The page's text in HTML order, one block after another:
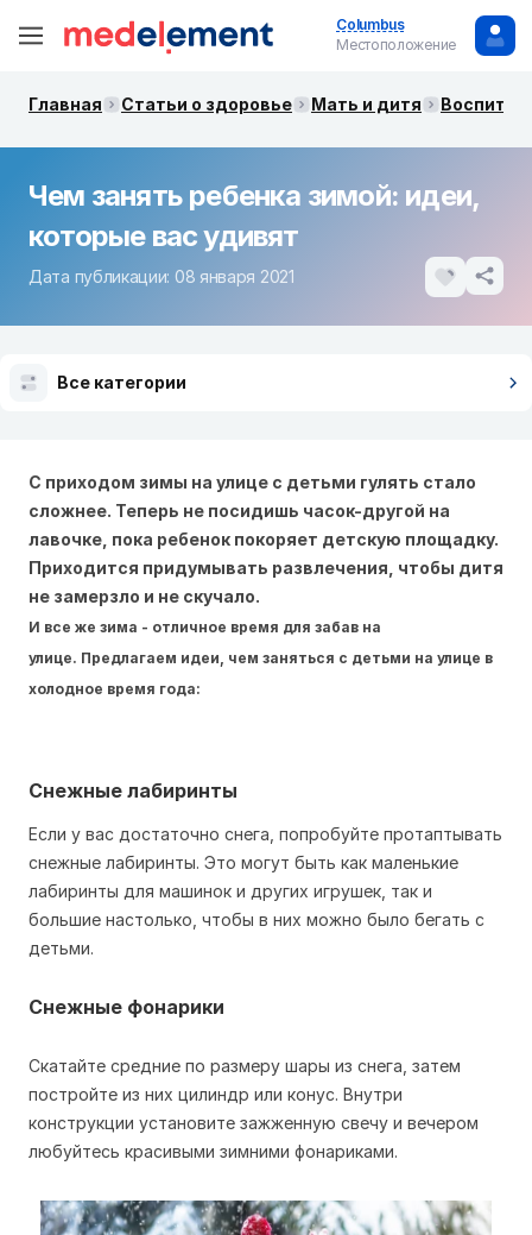
Columbus
Местоположение
Главная Статьи о здоровье Мать и дитя
Чем занять ребенка зимой: идеи,
которые вас удивят
Дата публикации: 08 января 2021
Все категории
С приходом зимы на улице с детьми гулять стало
сложнее. Теперь не посидишь часок-другой на
лавочке, пока ребенок покоряет детскую площадку.
Приходится придумывать развлечения, чтобы дитя
не замерзло и не скучало.
И все же зима - отличное время для забав на
улице. Предлагаем идеи, чем заняться с детьми на улице в
холодное время года:
Снежные лабиринты
Если у вас достаточно снега, попробуйте протаптывать
снежные лабиринты. Это могут быть как маленькие
лабиринты для машинок и других игрушек, так и
большие настолько, чтобы в них можно было бегать с
детьми.
Снежные фонарики
Скатайте средние по размеру шары из снега, затем
постройте из них цилиндр или конус. Внутри
конструкции установите зажженную свечу и вечером
любуйтесь красивыми зимними фонариками.